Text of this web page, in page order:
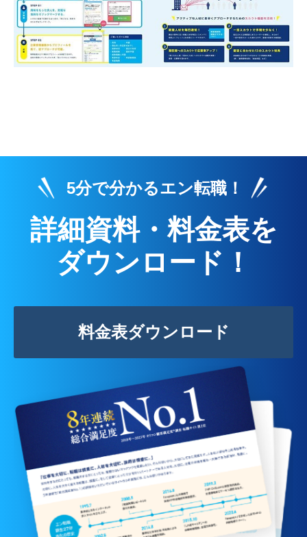
5分で分かるエン転職！
詳細資料・料金表を
ダウンロード！
料金表ダウンロード